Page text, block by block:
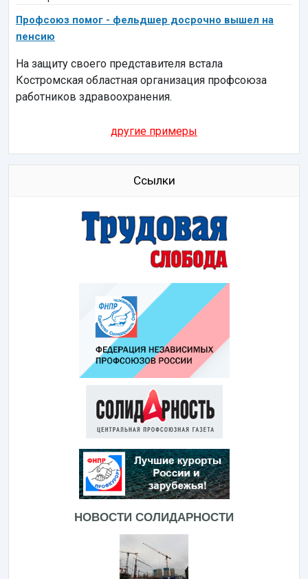
Профсоюз помог - фельдшер досрочно вышел на
пенсию
На защиту своего представителя встала
Костромская областная организация профсоюза
работников здравоохранения.
другие примеры
Ссылки
НОВОСТИ СОЛИДАРНОСТИ